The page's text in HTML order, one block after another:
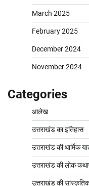
March 2025
February 2025
December 2024
November 2024
Categories
आलेख
उत्तराखंड का इतिहास
उत्तराखंड की धार्मिक
उत्तराखंड की लोक
उत्तराखंड की